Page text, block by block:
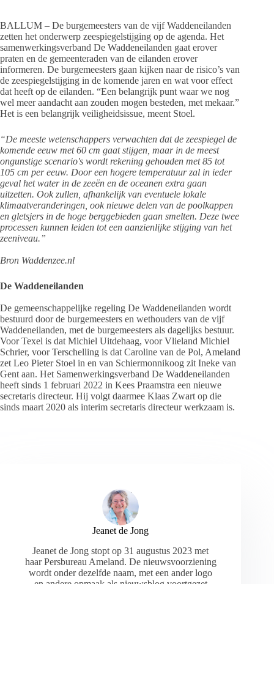
BALLUM – De burgemeesters van de vijf Waddeneilanden
zetten het onderwerp zeespiegelstijging op de agenda. Het
samenwerkingsverband De Waddeneilanden gaat erover
praten en de gemeenteraden van de eilanden erover
informeren. De burgemeesters gaan kijken naar de risico’s van
de zeespiegelstijging in de komende jaren en wat voor effect
dat heeft op de eilanden. “Een belangrijk punt waar we nog
wel meer aandacht aan zouden mogen besteden, met mekaar.”
Het is een belangrijk veiligheidsissue, meent Stoel.
“De meeste wetenschappers verwachten dat de zeespiegel de
komende eeuw met 60 cm gaat stijgen, maar in de meest
ongunstige scenario's wordt rekening gehouden met 85 tot
105 cm per eeuw. Door een hogere temperatuur zal in ieder
geval het water in de zeeën en de oceanen extra gaan
uitzetten. Ook zullen, afhankelijk van eventuele lokale
klimaatveranderingen, ook nieuwe delen van de poolkappen
en gletsjers in de hoge berggebieden gaan smelten. Deze twee
processen kunnen leiden tot een aanzienlijke stijging van het
zeeniveau.”
Bron Waddenzee.nl
De Waddeneilanden
De gemeenschappelijke regeling De Waddeneilanden wordt
bestuurd door de burgemeesters en wethouders van de vijf
Waddeneilanden, met de burgemeesters als dagelijks bestuur.
Voor Texel is dat Michiel Uitdehaag, voor Vlieland Michiel
Schrier, voor Terschelling is dat Caroline van de Pol, Ameland
zet Leo Pieter Stoel in en van Schiermonnikoog zit Ineke van
Gent aan. Het Samenwerkingsverband De Waddeneilanden
heeft sinds 1 februari 2022 in Kees Praamstra een nieuwe
secretaris directeur. Hij volgt daarmee Klaas Zwart op die
sinds maart 2020 als interim secretaris directeur werkzaam is.
Jeanet de Jong
Jeanet de Jong stopt op 31 augustus 2023 met
haar Persbureau Ameland. De nieuwsvoorziening
wordt onder dezelfde naam, met een ander logo
en andere opmaak als nieuwsblog voortgezet